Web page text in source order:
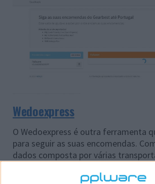
Wedoexpress
O Wedoexpress é outra ferramenta
para seguir as suas encomendas.
dados composta por várias
de seguimento e apresentar a